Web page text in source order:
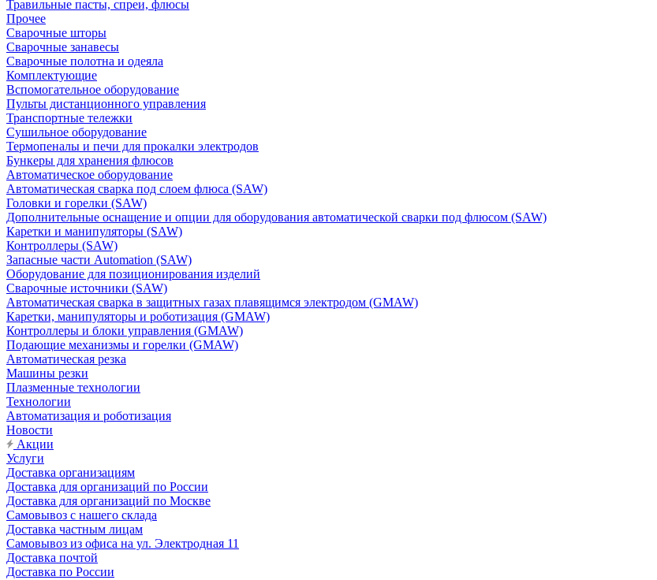
Травильные пасты, спреи, флюсы
Прочее
Сварочные шторы
Сварочные занавесы
Сварочные полотна и одеяла
Комплектующие
Вспомогательное оборудование
Пульты дистанционного управления
Транспортные тележки
Сушильное оборудование
Термопеналы и печи для прокалки электродов
Бункеры для хранения флюсов
Автоматическое оборудование
Автоматическая сварка под слоем флюса (SAW)
Головки и горелки (SAW)
Дополнительные оснащение и опции для оборудования автоматической сварки под флюсом (SAW)
Каретки и манипуляторы (SAW)
Контроллеры (SAW)
Запасные части Automation (SAW)
Оборудование для позиционирования изделий
Сварочные источники (SAW)
Автоматическая сварка в защитных газах плавящимся электродом (GMAW)
Каретки, манипуляторы и роботизация (GMAW)
Контроллеры и блоки управления (GMAW)
Подающие механизмы и горелки (GMAW)
Автоматическая резка
Машины резки
Плазменные технологии
Технологии
Автоматизация и роботизация
Новости
Акции
Услуги
Доставка организациям
Доставка для организаций по России
Доставка для организаций по Москве
Самовывоз с нашего склада
Доставка частным лицам
Самовывоз из офиса на ул. Электродная 11
Доставка почтой
Доставка по России